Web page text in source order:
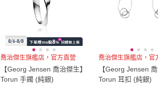
喬治傑生旗艦店，官方直營
【Georg Jensen 喬治傑生】
Torun 手鐲 (純銀)
喬治傑生旗艦店，官
【Georg Jensen 喬
Torun 耳扣 (純銀)